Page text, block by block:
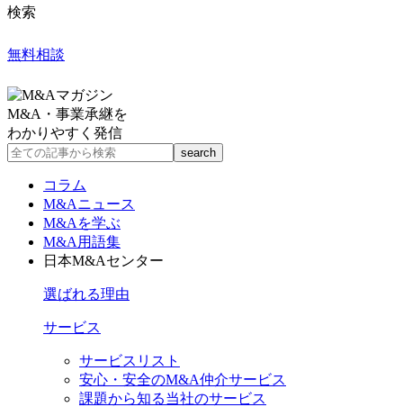
検索
無料相談
M&A・事業承継を
わかりやすく発信
コラム
M&Aニュース
M&Aを学ぶ
M&A用語集
日本M&Aセンター
選ばれる理由
サービス
サービスリスト
安心・安全のM&A仲介サービス
課題から知る当社のサービス